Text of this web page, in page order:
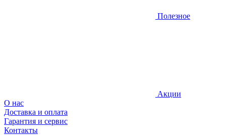
Полезное
Акции
О нас
Доставка и оплата
Гарантия и сервис
Контакты